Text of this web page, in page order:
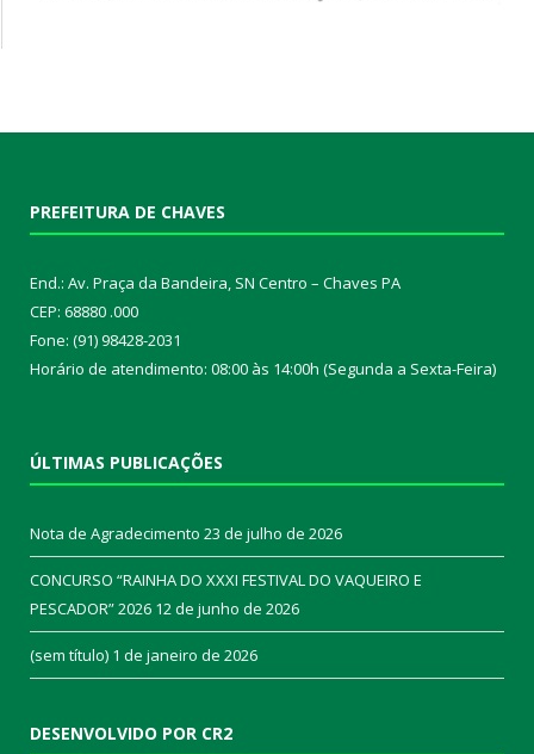
PREFEITURA DE CHAVES
End.: Av. Praça da Bandeira, SN Centro – Chaves PA
CEP: 68880 .000
Fone: (91) 98428-2031
Horário de atendimento: 08:00 às 14:00h (Segunda a Sexta-Feira)
ÚLTIMAS PUBLICAÇÕES
Nota de Agradecimento 23 de julho de 2026
CONCURSO “RAINHA DO XXXI FESTIVAL DO VAQUEIRO E
PESCADOR” 2026 12 de junho de 2026
(sem título) 1 de janeiro de 2026
DESENVOLVIDO POR CR2